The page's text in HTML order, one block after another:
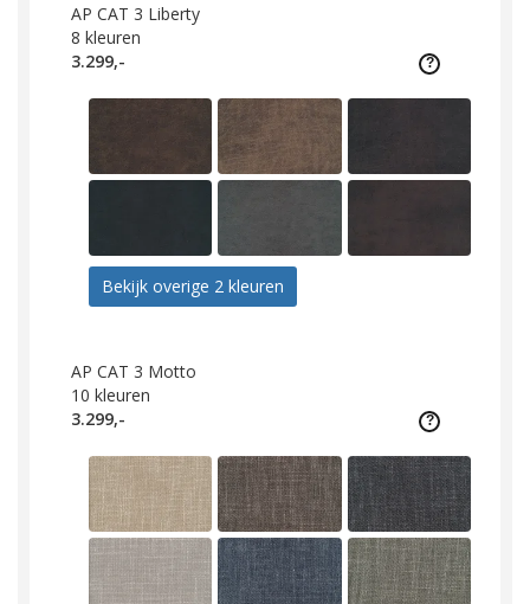
AP CAT 3 Liberty
8 kleuren
3.299,-
Bekijk overige 2 kleuren
AP CAT 3 Motto
10 kleuren
3.299,-